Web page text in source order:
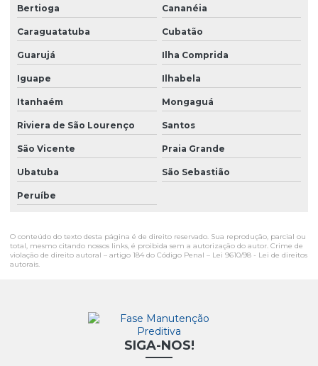
Bertioga
Cananéia
Caraguatatuba Cubatão
Guarujá Ilha Comprida
Iguape Ilhabela
Itanhaém Mongaguá
Riviera de São Lourenço Santos
São Vicente Praia Grande
Ubatuba São Sebastião
Peruíbe
O conteúdo do texto desta página é de direito reservado. Sua reprodução, parcial ou
total, mesmo citando nossos links, é proibida sem a autorização do autor. Crime de
violação de direito autoral – artigo 184 do Código Penal – Lei 9610/98 - Lei de direitos
autorais
SIGA-NOS!